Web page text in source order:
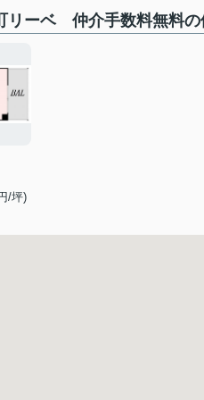
リーベ 仲介手数料無料の
/坪)